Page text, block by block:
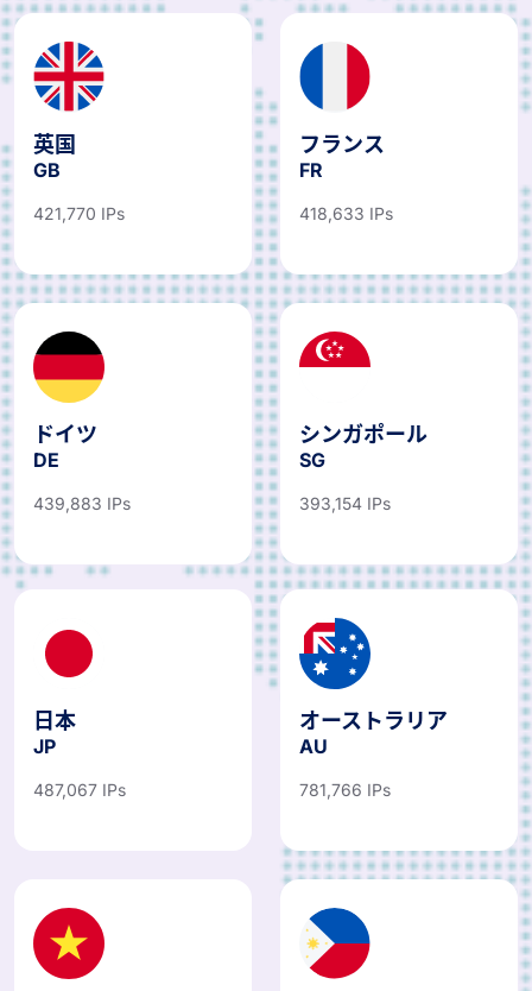
英国
GB
421,770 IPs
フランス
FR
418,633 IPs
ドイツ
DE
439,883 IPs
シンガポール
SG
393,154 IPs
日本
JP
487,067 IPs
オーストラリア
AU
781,766 IPs